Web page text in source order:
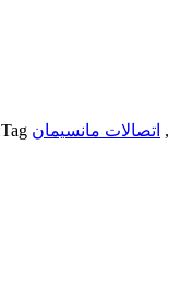
, اتصالات مانسیمان Tag: